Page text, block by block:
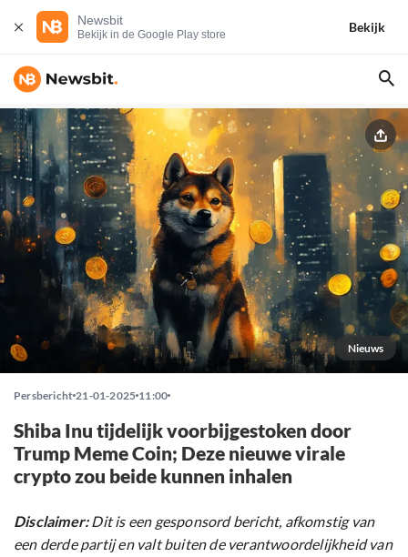
Newsbit
Bekijk in de Google Play store
Bekijk
Nieuws
Persbericht 21-01-2025 11:00
Shiba Inu tijdelijk voorbijgestoken door
Trump Meme Coin; Deze nieuwe virale
crypto zou beide kunnen inhalen
Disclaimer:Dit is een gesponsord bericht, afkomstig van
een derde partij en valt buiten de verantwoordelijkheid van